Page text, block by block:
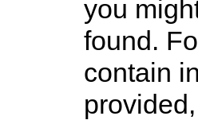
you
found.
contain